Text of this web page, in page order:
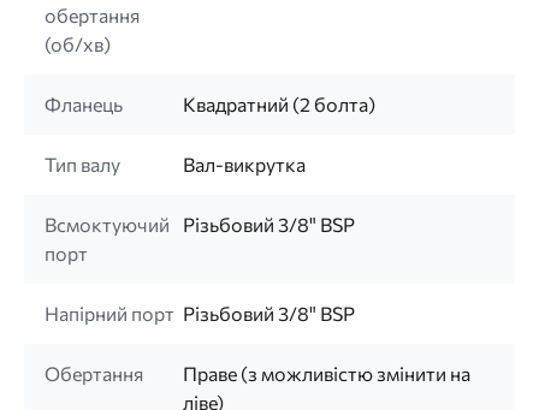
обертання
(об/хв)
Фланець Квадратний (2 болта)
Тип валу Вал-викрутка
Всмоктуючий
порт
Різьбовий 3/8" BSP
Напірний порт Різьбовий 3/8" BSP
Обертання
Праве (з можливістю змінити на
ліве)